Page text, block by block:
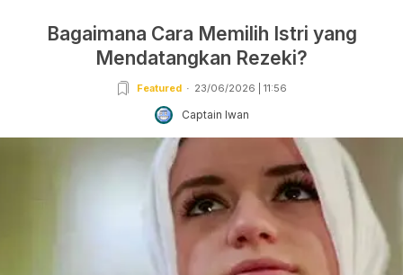
Bagaimana Cara Memilih Istri yang
Mendatangkan Rezeki?
Featured 23/06/2026 | 11:56
Captain Iwan